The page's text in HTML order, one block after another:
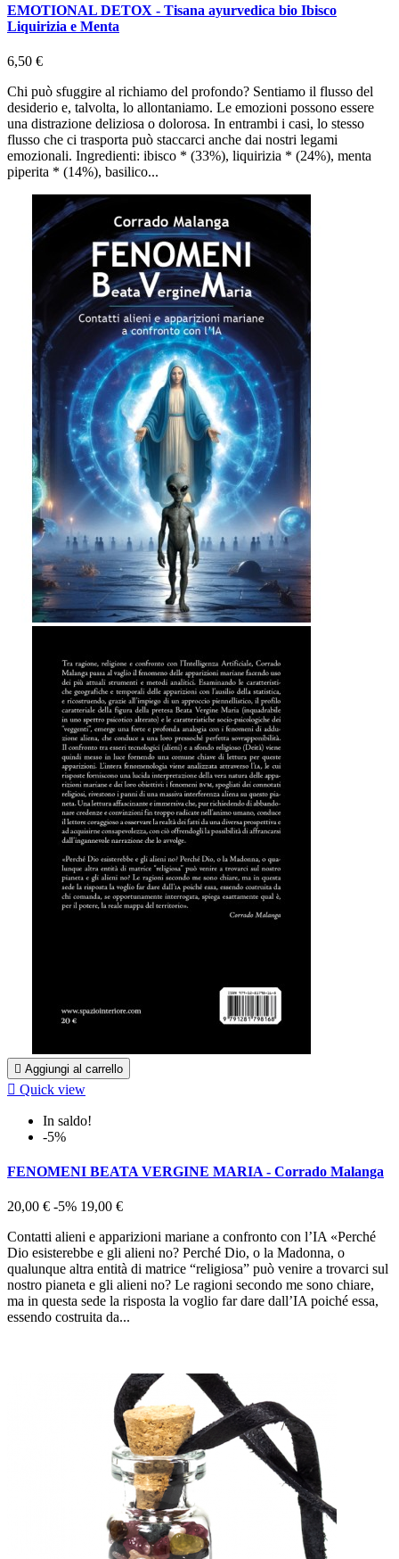
EMOTIONAL DETOX - Tisana ayurvedica bio Ibisco
Liquirizia e Menta
6,50 €
Chi può sfuggire al richiamo del profondo? Sentiamo il flusso del
desiderio e, talvolta, lo allontaniamo. Le emozioni possono essere
una distrazione deliziosa o dolorosa. In entrambi i casi, lo stesso
flusso che ci trasporta può staccarci anche dai nostri legami
emozionali. Ingredienti: ibisco * (33%), liquirizia * (24%), menta
piperita * (14%), basilico...
 Aggiungi al carrello
 Quick view
In saldo!
-5%
FENOMENI BEATA VERGINE MARIA - Corrado Malanga
20,00 € -5% 19,00 €
Contatti alieni e apparizioni mariane a confronto con l’IA «Perché
Dio esisterebbe e gli alieni no? Perché Dio, o la Madonna, o
qualunque altra entità di matrice “religiosa” può venire a trovarci sul
nostro pianeta e gli alieni no? Le ragioni secondo me sono chiare,
ma in questa sede la risposta la voglio far dare dall’IA poiché essa,
essendo costruita da...